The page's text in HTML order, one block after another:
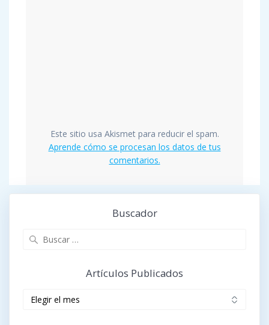
Este sitio usa Akismet para reducir el spam.
Aprende cómo se procesan los datos de tus
comentarios.
Buscador
Artículos Publicados